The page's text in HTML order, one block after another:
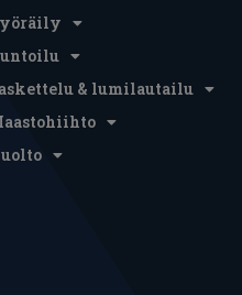
& lumilautailu